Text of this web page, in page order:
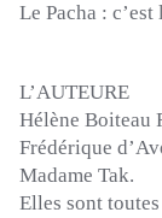
Le Pacha : c’est
À
L’AUTEURE
Hélène Boiteau
Frédérique d’
Madame Tak.
Elles sont